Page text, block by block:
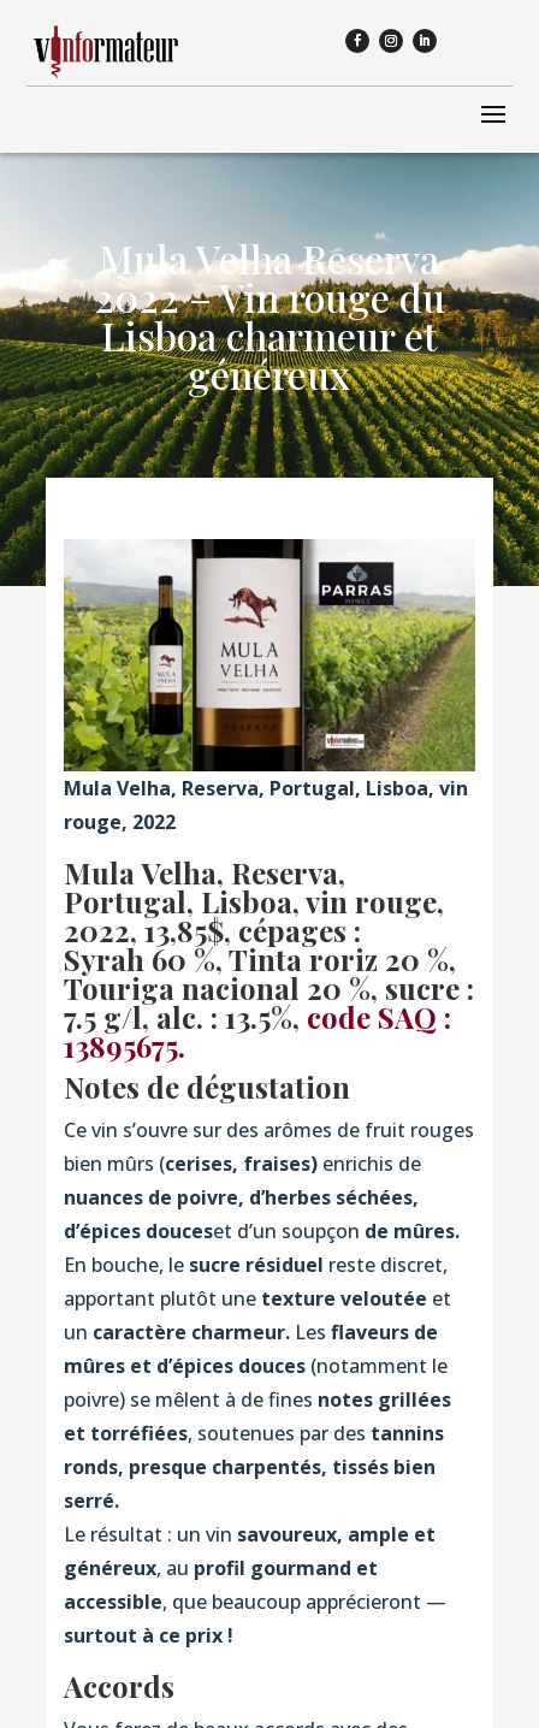
Mula Velha Reserva
2022 – Vin rouge du
Lisboa charmeur et
généreux
Mula Velha, Reserva, Portugal, Lisboa, vin
rouge, 2022
Mula Velha, Reserva,
Portugal, Lisboa, vin rouge,
2022, 13,85$, cépages :
Syrah 60 %, Tinta roriz 20 %,
Touriga nacional 20 %, sucre :
7.5 g/l, alc. : 13.5%, code SAQ :
13895675.
Notes de dégustation
Ce vin s’ouvre sur des arômes de fruit rouges
bien mûrs (cerises, fraises) enrichis de
nuances de poivre, d’herbes séchées,
d’épices douceset d’un soupçon de mûres.
En bouche, le sucre résiduel reste discret,
apportant plutôt une texture veloutée et
un caractère charmeur.Les flaveurs de
mûres et d’épices douces(notamment le
poivre) se mêlent à de fines notes grillées
et torréfiées, soutenues par des tannins
ronds, presque charpentés, tissésbien
serré.
Le résultat : un vin savoureux, ample et
généreux, au profil gourmand et
accessible, que beaucoup apprécieront —
surtout à ce prix !
Accords